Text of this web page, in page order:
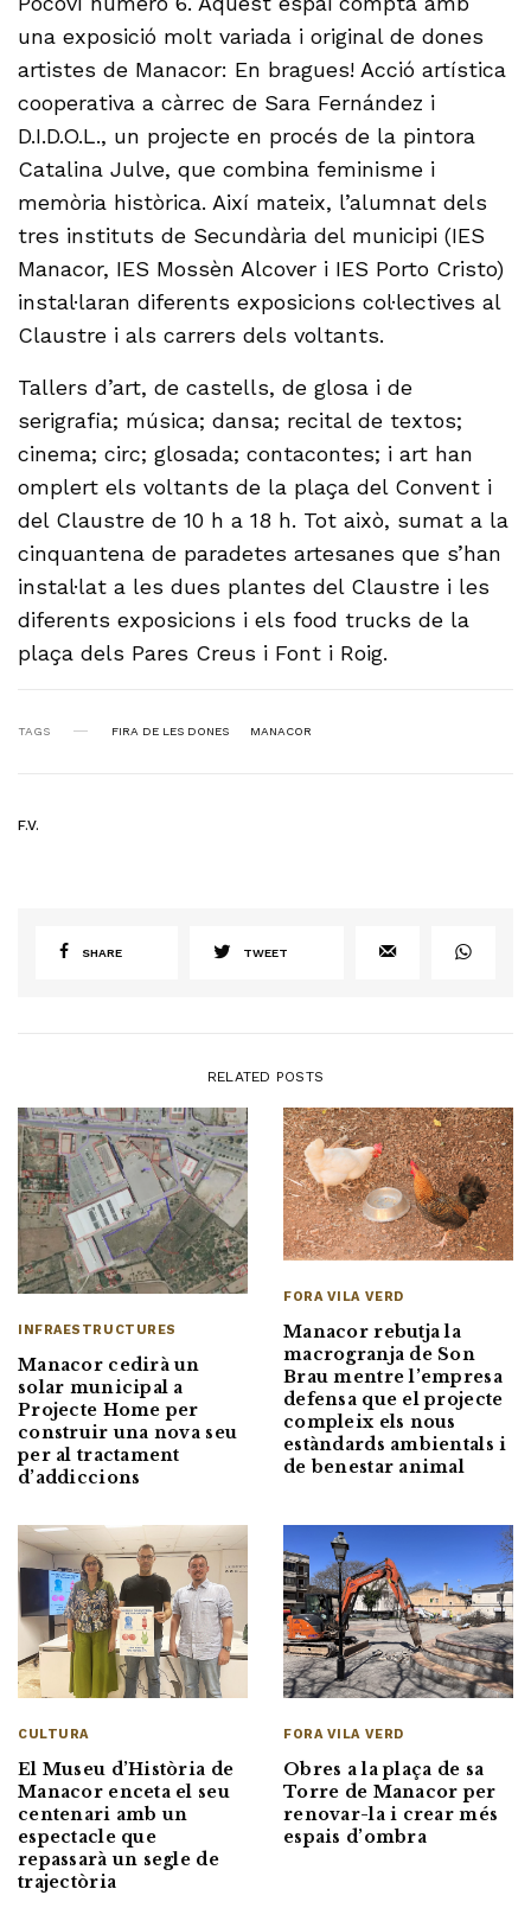
una exposició molt variada i original de dones
artistes de Manacor: En bragues! Acció artística
cooperativa a càrrec de Sara Fernández i
D.I.D.O.L., un projecte en procés de la pintora
Catalina Julve, que combina feminisme i
memòria històrica. Així mateix, l’alumnat dels
tres instituts de Secundària del municipi (IES
Manacor, IES Mossèn Alcover i IES Porto Cristo)
instal·laran diferents exposicions col·lectives al
Claustre i als carrers dels voltants.
Tallers d’art, de castells, de glosa i de
serigrafia; música; dansa; recital de textos;
cinema; circ; glosada; contacontes; i art han
omplert els voltants de la plaça del Convent i
del Claustre de 10 h a 18 h. Tot això, sumat a la
cinquantena de paradetes artesanes que s’han
instal·lat a les dues plantes del Claustre i les
diferents exposicions i els food trucks de la
plaça dels Pares Creus i Font i Roig.
TAGS FIRA DE LES DONES MANACOR
F.V.
SHARE TWEET
RELATED POSTS
INFRAESTRUCTURES
Manacor cedirà un
solar municipal a
Projecte Home per
construir una nova seu
per al tractament
d’addiccions
FORA VILA VERD
Manacor rebutja la
macrogranja de Son
Brau mentre l’empresa
defensa que el projecte
compleix els nous
estàndards ambientals i
de benestar animal
CULTURA
El Museu d’Història de
Manacor enceta el seu
centenari amb un
espectacle que
repassarà un segle de
trajectòria
FORA VILA VERD
Obres a la plaça de sa
Torre de Manacor per
renovar-la i crear més
espais d’ombra